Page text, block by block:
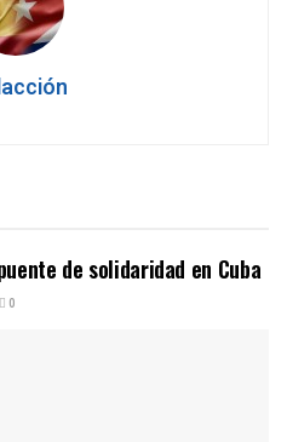
de solidaridad en Cuba
0